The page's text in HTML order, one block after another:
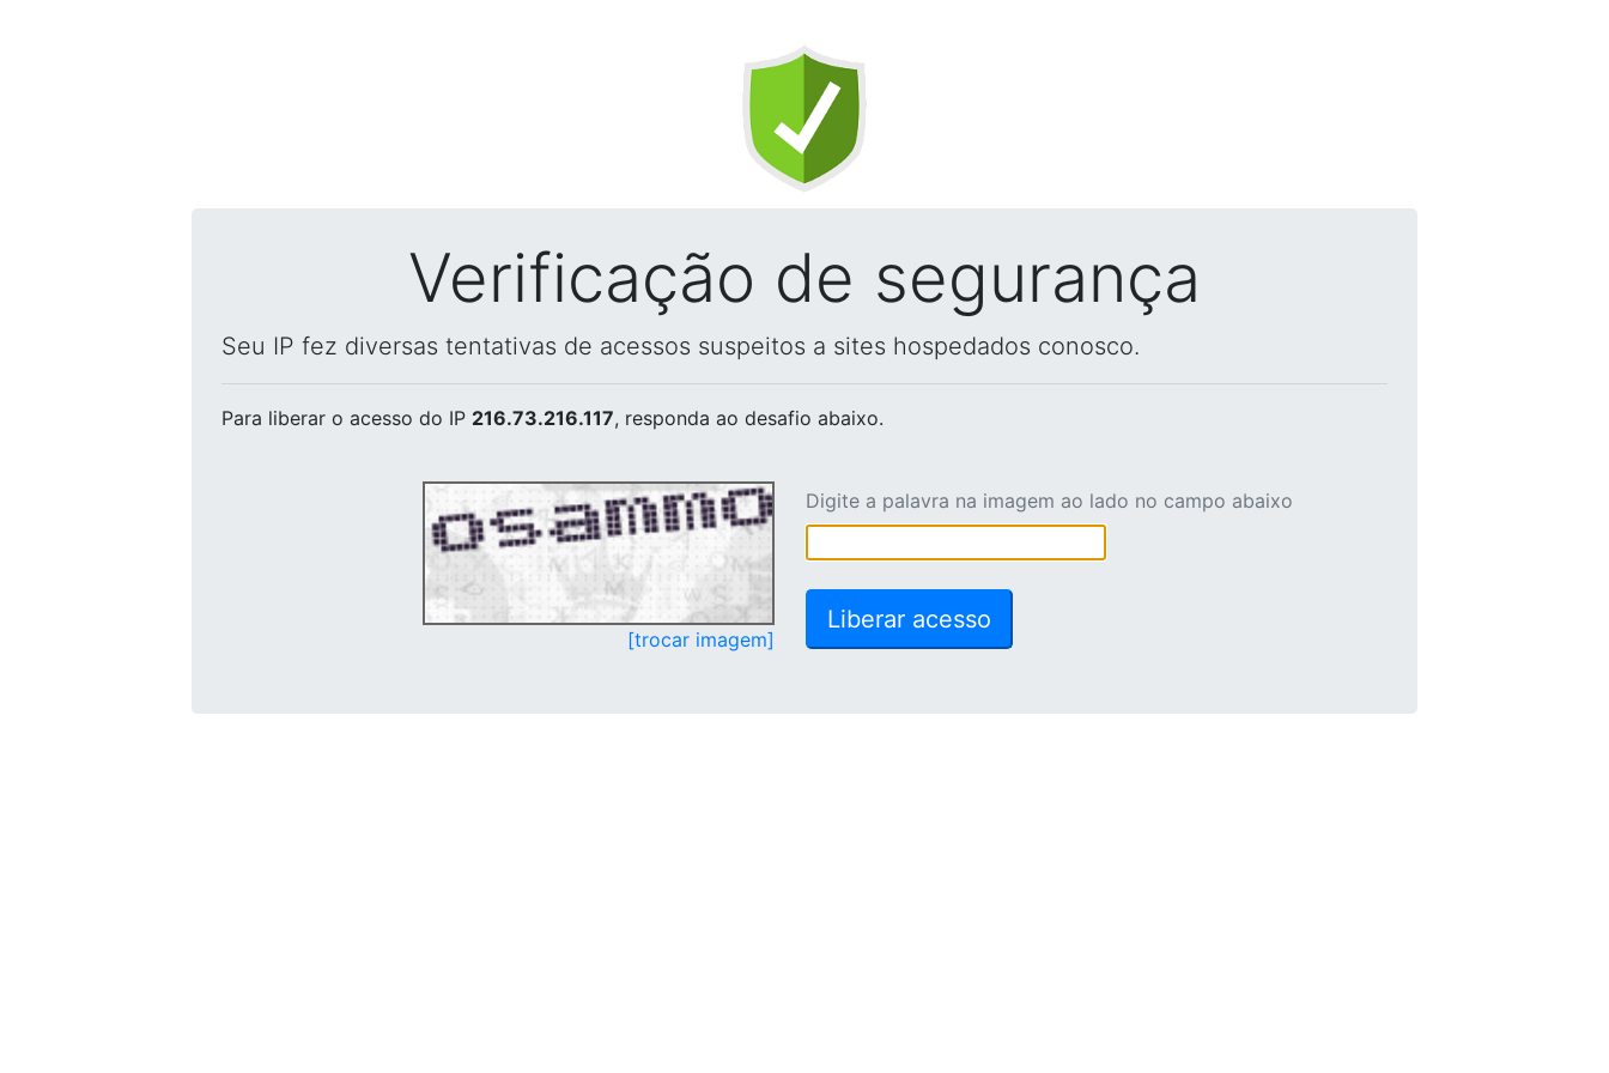
Verificação de segurança
Seu IP fez diversas tentativas de acessos suspeitos a sites hospedados conosco.
Para liberar o acesso do IP 216.73.216.117, responda ao desafio abaixo.
[trocar imagem]
Digite a palavra na imagem ao lado no campo abaixo